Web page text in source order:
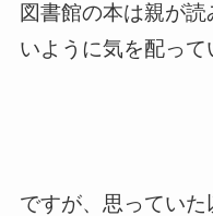
図書館の本は親が
いように気を配って
ですが、思ってい